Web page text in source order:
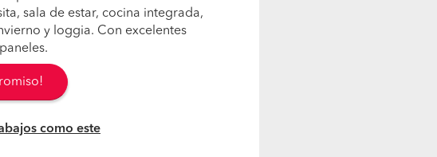
sala de estar, cocina integrada,
y loggia. Con excelentes
como este